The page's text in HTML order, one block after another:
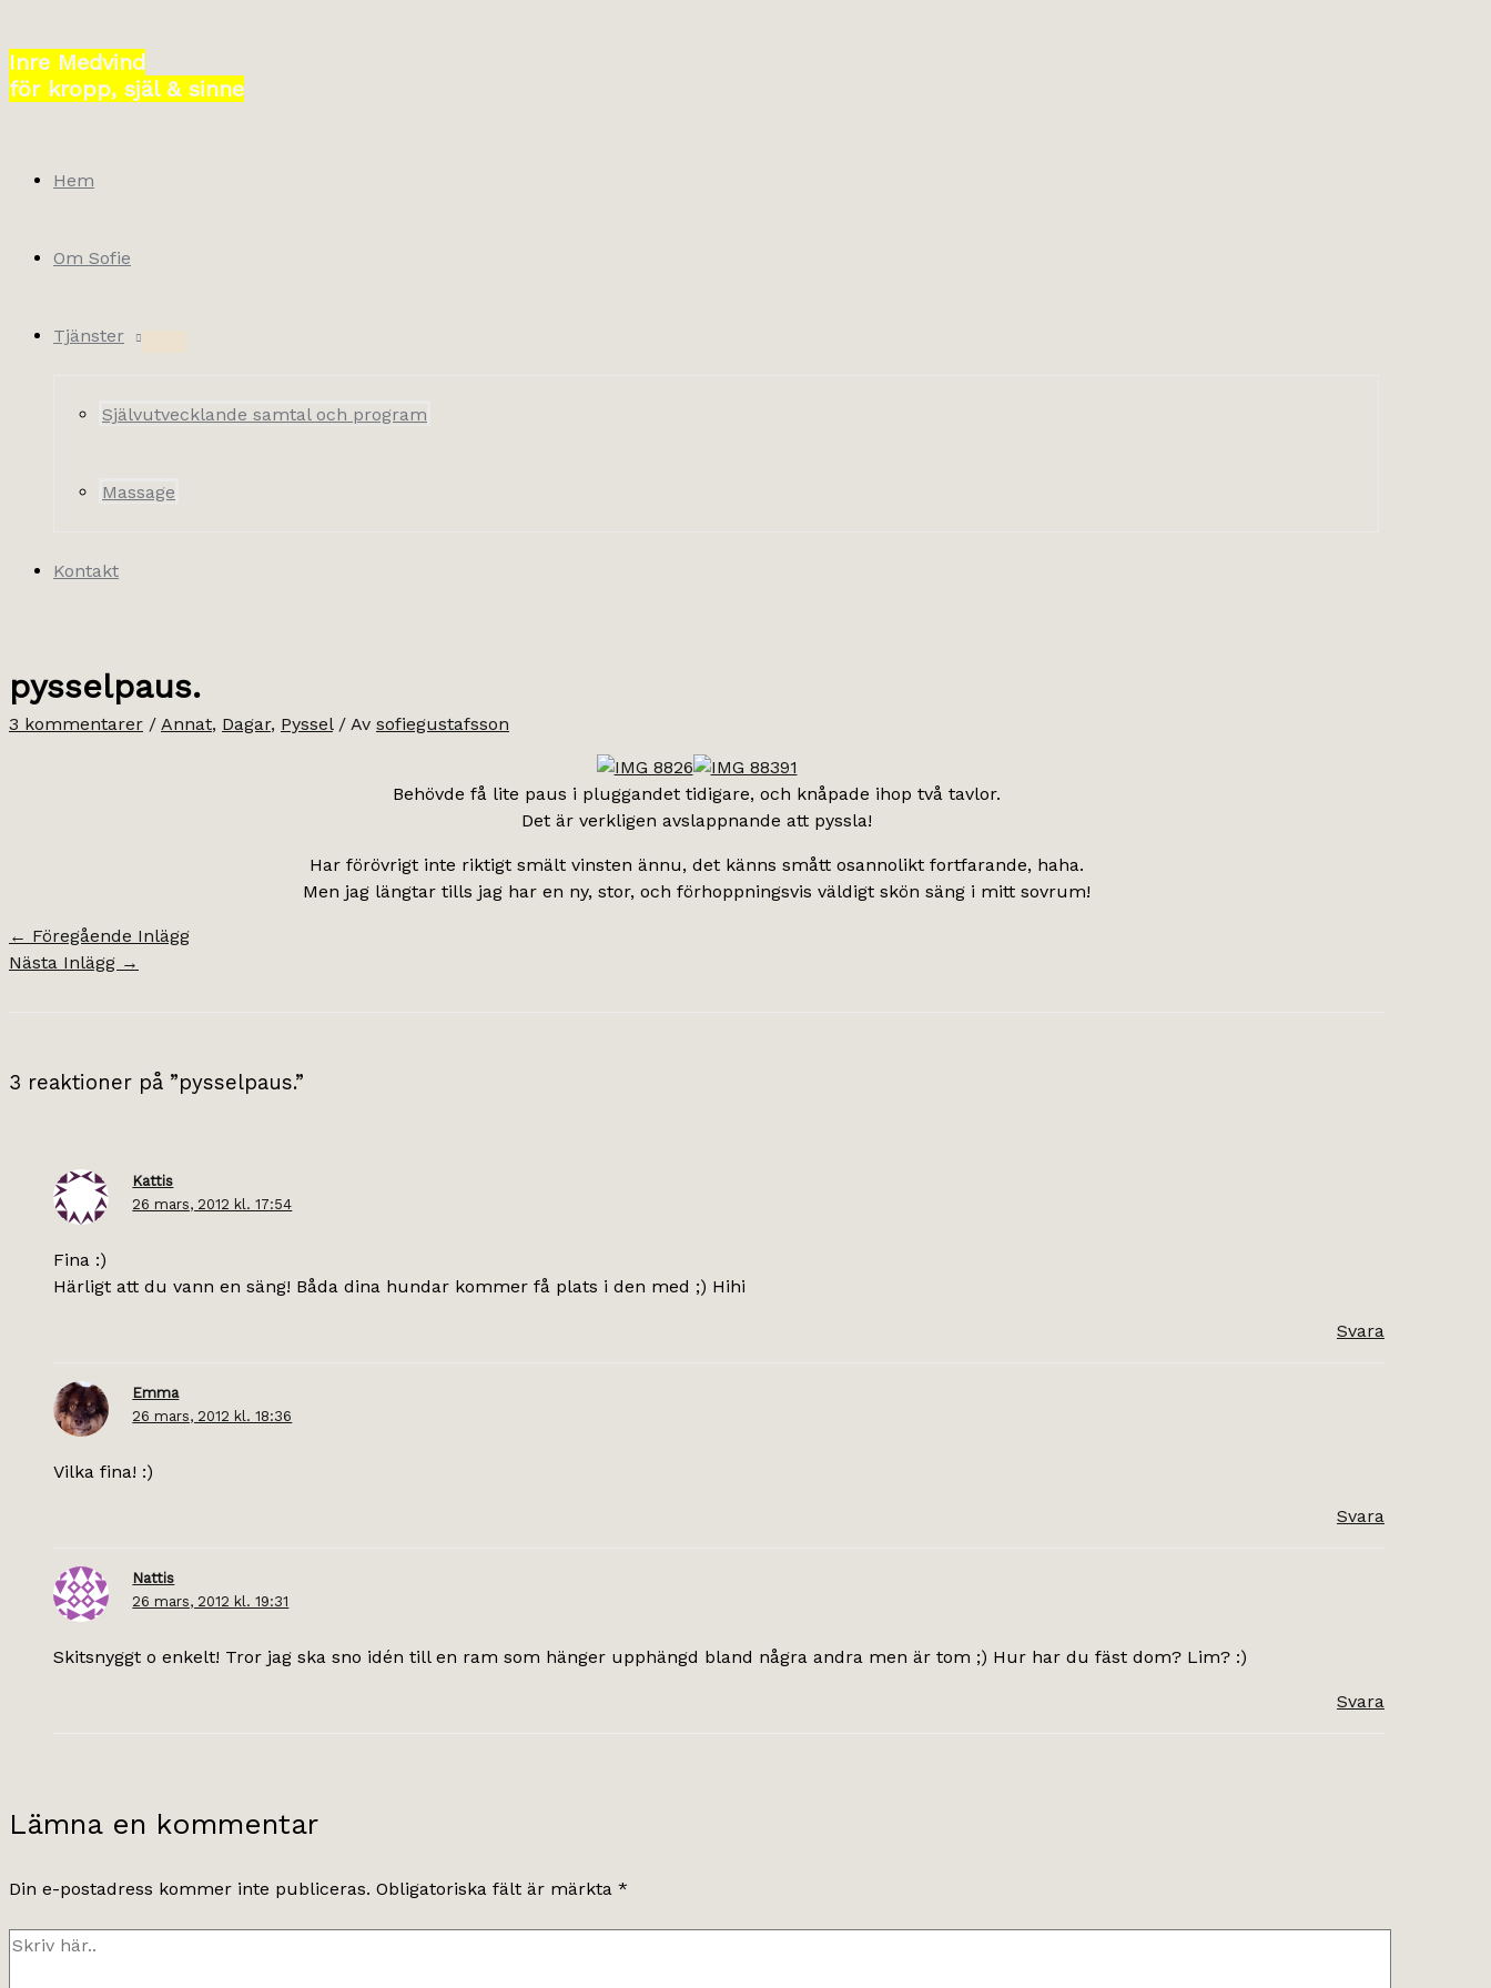
till
innehåll
Inre Medvind
för kropp, själ & sinne
Hem
Om Sofie
Tjänster
Självutvecklande samtal och program
Massage
Kontakt
pysselpaus.
3 kommentarer / Annat, Dagar, Pyssel/ Av sofiegustafsson
Behövde få lite paus i pluggandet tidigare, och knåpade ihop två tavlor.
Det är verkligen avslappnande att pyssla!
Har förövrigt inte riktigt smält vinsten ännu, det känns smått osannolikt fortfarande, haha.
Men jag längtar tills jag har en ny, stor, och förhoppningsvis väldigt skön säng i mitt sovrum!
← Föregående Inlägg
Nästa Inlägg →
3 reaktioner på ”pysselpaus.”
Kattis
26 mars, 2012 kl. 17:54
Fina :)
Härligt att du vann en säng! Båda dina hundar kommer få plats i den med ;) Hihi
Svara
Emma
26 mars, 2012 kl. 18:36
Vilka fina! :)
Svara
Nattis
26 mars, 2012 kl. 19:31
Skitsnyggt o enkelt! Tror jag ska sno idén till en ram som hänger upphängd bland några andra men är tom ;) Hur har du fäst dom? Lim? :)
Svara
Lämna en kommentar
Din e-postadress kommer inte publiceras. Obligatoriska fält är märkta *
Skriv